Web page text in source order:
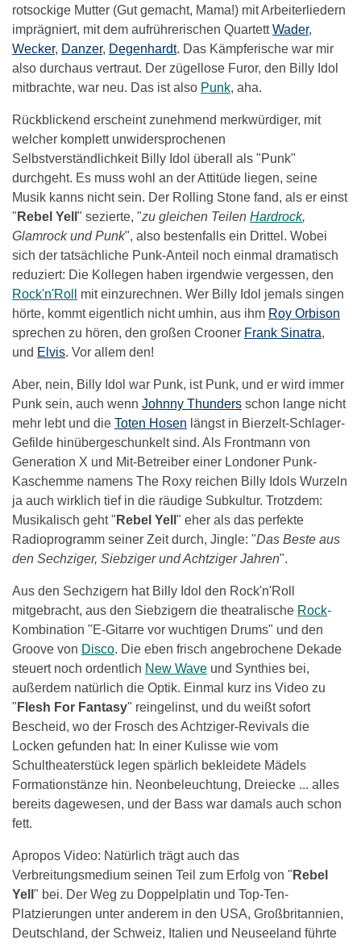
rotsockige Mutter (Gut gemacht, Mama!) mit Arbeiterliedern
imprägniert, mit dem aufrührerischen QuartettWader,
Wecker, Danzer, Degenhardt. Das Kämpferische war mir
also durchaus vertraut. Der zügellose Furor, den Billy Idol
mitbrachte, war neu. Das ist also Punk, aha.
Rückblickend erscheint zunehmend merkwürdiger, mit
welcher komplett unwidersprochenen
Selbstverständlichkeit Billy Idol überall als "Punk"
durchgeht. Es muss wohl an der Attitüde liegen, seine
Musik kanns nicht sein. Der Rolling Stone fand, als er einst
" Rebel Yell " sezierte, "zu gleichen Teilen Hardrock,
Glamrock und Punk", also bestenfalls ein Drittel. Wobei
sich der tatsächliche Punk-Anteil noch einmal dramatisch
reduziert: Die Kollegen haben irgendwie vergessen, den
Rock'n'Roll
mit einzurechnen. Wer Billy Idol jemals singen
hörte, kommt eigentlich nicht umhin, aus ihm Roy Orbison
sprechen zu hören, den großen Crooner Frank Sinatra,
und Elvis. Vor allem den!
Aber, nein, Billy Idol war Punk, ist Punk, und er wird immer
Punk sein, auch wenn Johnny Thunders schon lange nicht
mehr lebt und die Toten Hosen längst in Bierzelt-Schlager-
Gefilde hinübergeschunkelt sind. Als Frontmann von
Generation X und Mit-Betreiber einer Londoner Punk-
Kaschemme namens The Roxy reichen Billy Idols Wurzeln
ja auch wirklich tief in die räudige Subkultur. Trotzdem:
Musikalisch geht " Rebel Yell " eher als das perfekte
Radioprogramm seiner Zeit durch, Jingle: "Das Beste aus
den Sechziger, Siebziger und Achtziger Jahren".
Aus den Sechzigern hat Billy Idol den Rock'n'Roll
mitgebracht, aus den Siebzigern die theatralische Rock-
Kombination "E-Gitarre vor wuchtigen Drums" und den
Groove von Disco. Die eben frisch angebrochene Dekade
steuert noch ordentlich New Wave und Synthies bei,
außerdem natürlich die Optik. Einmal kurz ins Video zu
" Flesh For Fantasy" reingelinst, und du weißt sofort
Bescheid, wo der Frosch des Achtziger-Revivals die
Locken gefunden hat: In einer Kulisse wie vom
Schultheaterstück legen spärlich bekleidete Mädels
Formationstänze hin. Neonbeleuchtung, Dreiecke ... alles
bereits dagewesen, und der Bass war damals auch schon
fett.
Apropos Video: Natürlich trägt auch das
Verbreitungsmedium seinen Teil zum Erfolg von " Rebel
Yell " bei. Der Weg zu Doppelplatin und Top-Ten-
Platzierungen unter anderem in den USA, Großbritannien,
Deutschland, der Schweiz, Italien und Neuseeland führte